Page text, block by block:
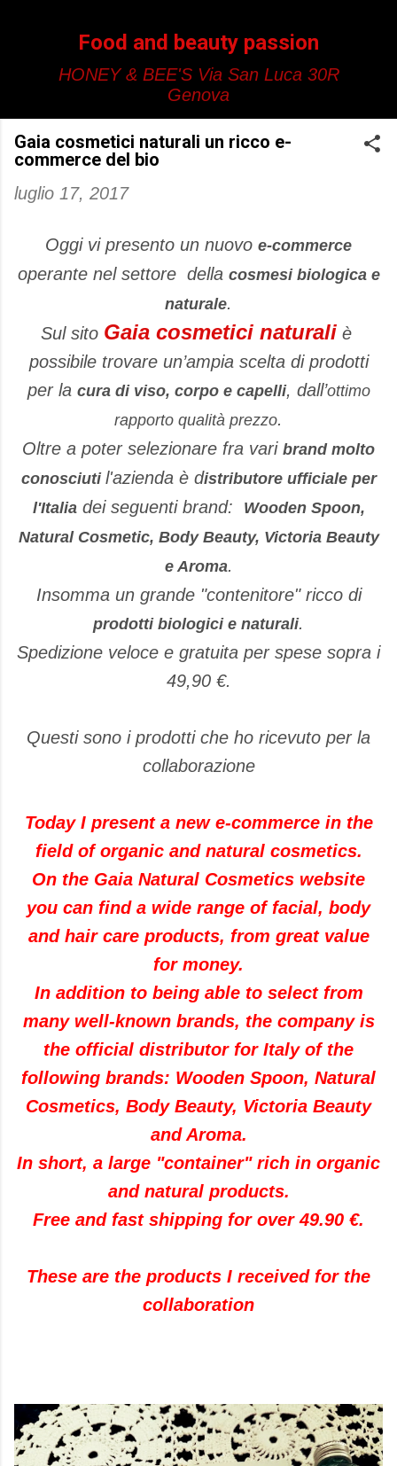
Food and beauty passion
HONEY & BEE'S Via San Luca 30R
Genova
Gaia cosmetici naturali un ricco e-
commerce del bio
luglio 17, 2017
Oggi vi presento un nuovo e-commerce
operante nel settore della cosmesi biologica e
naturale.
Sul sito Gaia cosmetici naturaliè
possibile trovare un’ampia scelta di prodotti
per la cura di viso, corpo e capelli, dall’ottimo
rapporto qualità prezzo.
Oltre a poter selezionare fra vari brand molto
conosciuti l'azienda è distributore ufficiale per
l'Italiadei seguenti brand:
Wooden Spoon,
Natural Cosmetic, Body Beauty, Victoria Beauty
e Aroma.
Insomma un grande "contenitore" ricco di
prodotti biologici e naturali.
Spedizione veloce e gratuita per spese sopra i
49,90 €.
Questi sono i prodotti che ho ricevuto per la
collaborazione
Today I present a new e-commerce in the
field of organic and natural cosmetics.
On the Gaia Natural Cosmetics website
you can find a wide range of facial, body
and hair care products, from great value
for money.
In addition to being able to select from
many well-known brands, the company is
the official distributor for Italy of the
following brands: Wooden Spoon, Natural
Cosmetics, Body Beauty, Victoria Beauty
and Aroma.
In short, a large "container" rich in organic
and natural products.
Free and fast shipping for over 49.90 €.
These are the products I received for the
collaboration